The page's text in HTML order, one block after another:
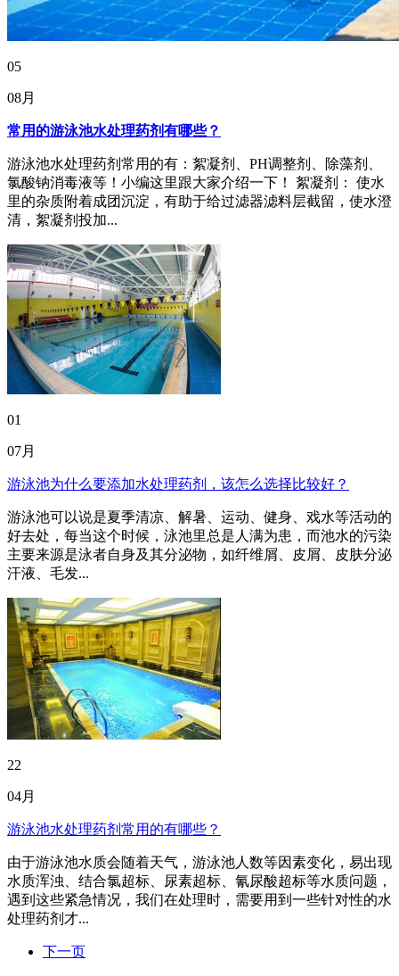
05
08月
常用的游泳池水处理药剂有哪些？
游泳池水处理药剂常用的有：絮凝剂、PH调整剂、除藻剂、
氯酸钠消毒液等！小编这里跟大家介绍一下！ 絮凝剂： 使水
里的杂质附着成团沉淀，有助于给过滤器滤料层截留，使水澄
清，絮凝剂投加...
01
07月
游泳池为什么要添加水处理药剂，该怎么选择比较好？
游泳池可以说是夏季清凉、解暑、运动、健身、戏水等活动的
好去处，每当这个时候，泳池里总是人满为患，而池水的污染
主要来源是泳者自身及其分泌物，如纤维屑、皮屑、皮肤分泌
汗液、毛发...
22
04月
游泳池水处理药剂常用的有哪些？
由于游泳池水质会随着天气，游泳池人数等因素变化，易出现
水质浑浊、结合氯超标、尿素超标、氰尿酸超标等水质问题，
遇到这些紧急情况，我们在处理时，需要用到一些针对性的水
处理药剂才...
下一页